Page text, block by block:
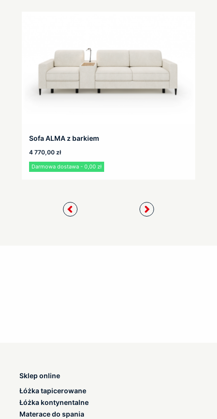
Sofa ALMA z barkiem
4 770,00 zł
Darmowa dostawa - 0,00 zł
Sklep online
Łóżka tapicerowane
Łóżka kontynentalne
Materace do spania